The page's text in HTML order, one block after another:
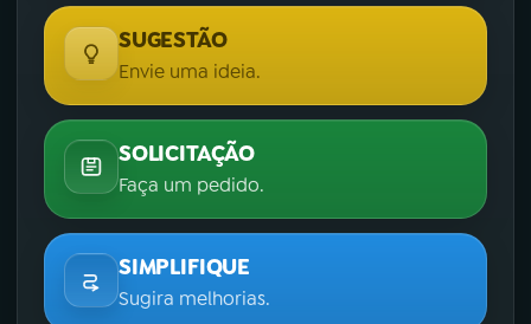
SUGESTÃO
Envie uma ideia.
SOLICITAÇÃO
Faça um pedido.
SIMPLIFIQUE
Sugira melhorias.